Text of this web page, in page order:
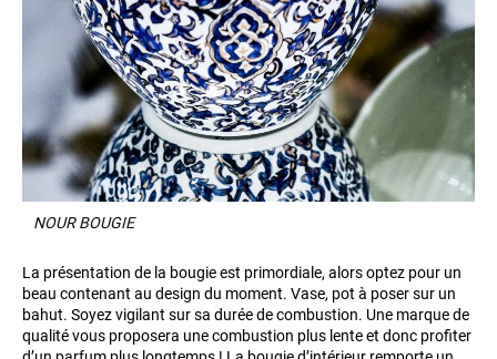
NOUR BOUGIE
La présentation de la bougie est primordiale, alors optez pour un
beau contenant au design du moment. Vase, pot à poser sur un
bahut. Soyez vigilant sur sa durée de combustion. Une marque de
qualité vous proposera une combustion plus lente et donc profiter